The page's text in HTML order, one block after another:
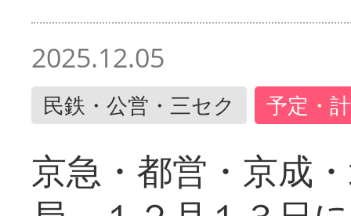
2025.12.05
民鉄・公営・三セク 予定・
京急・都営・京成